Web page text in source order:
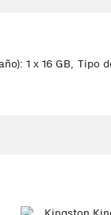
1 x 16 GB, Tipo